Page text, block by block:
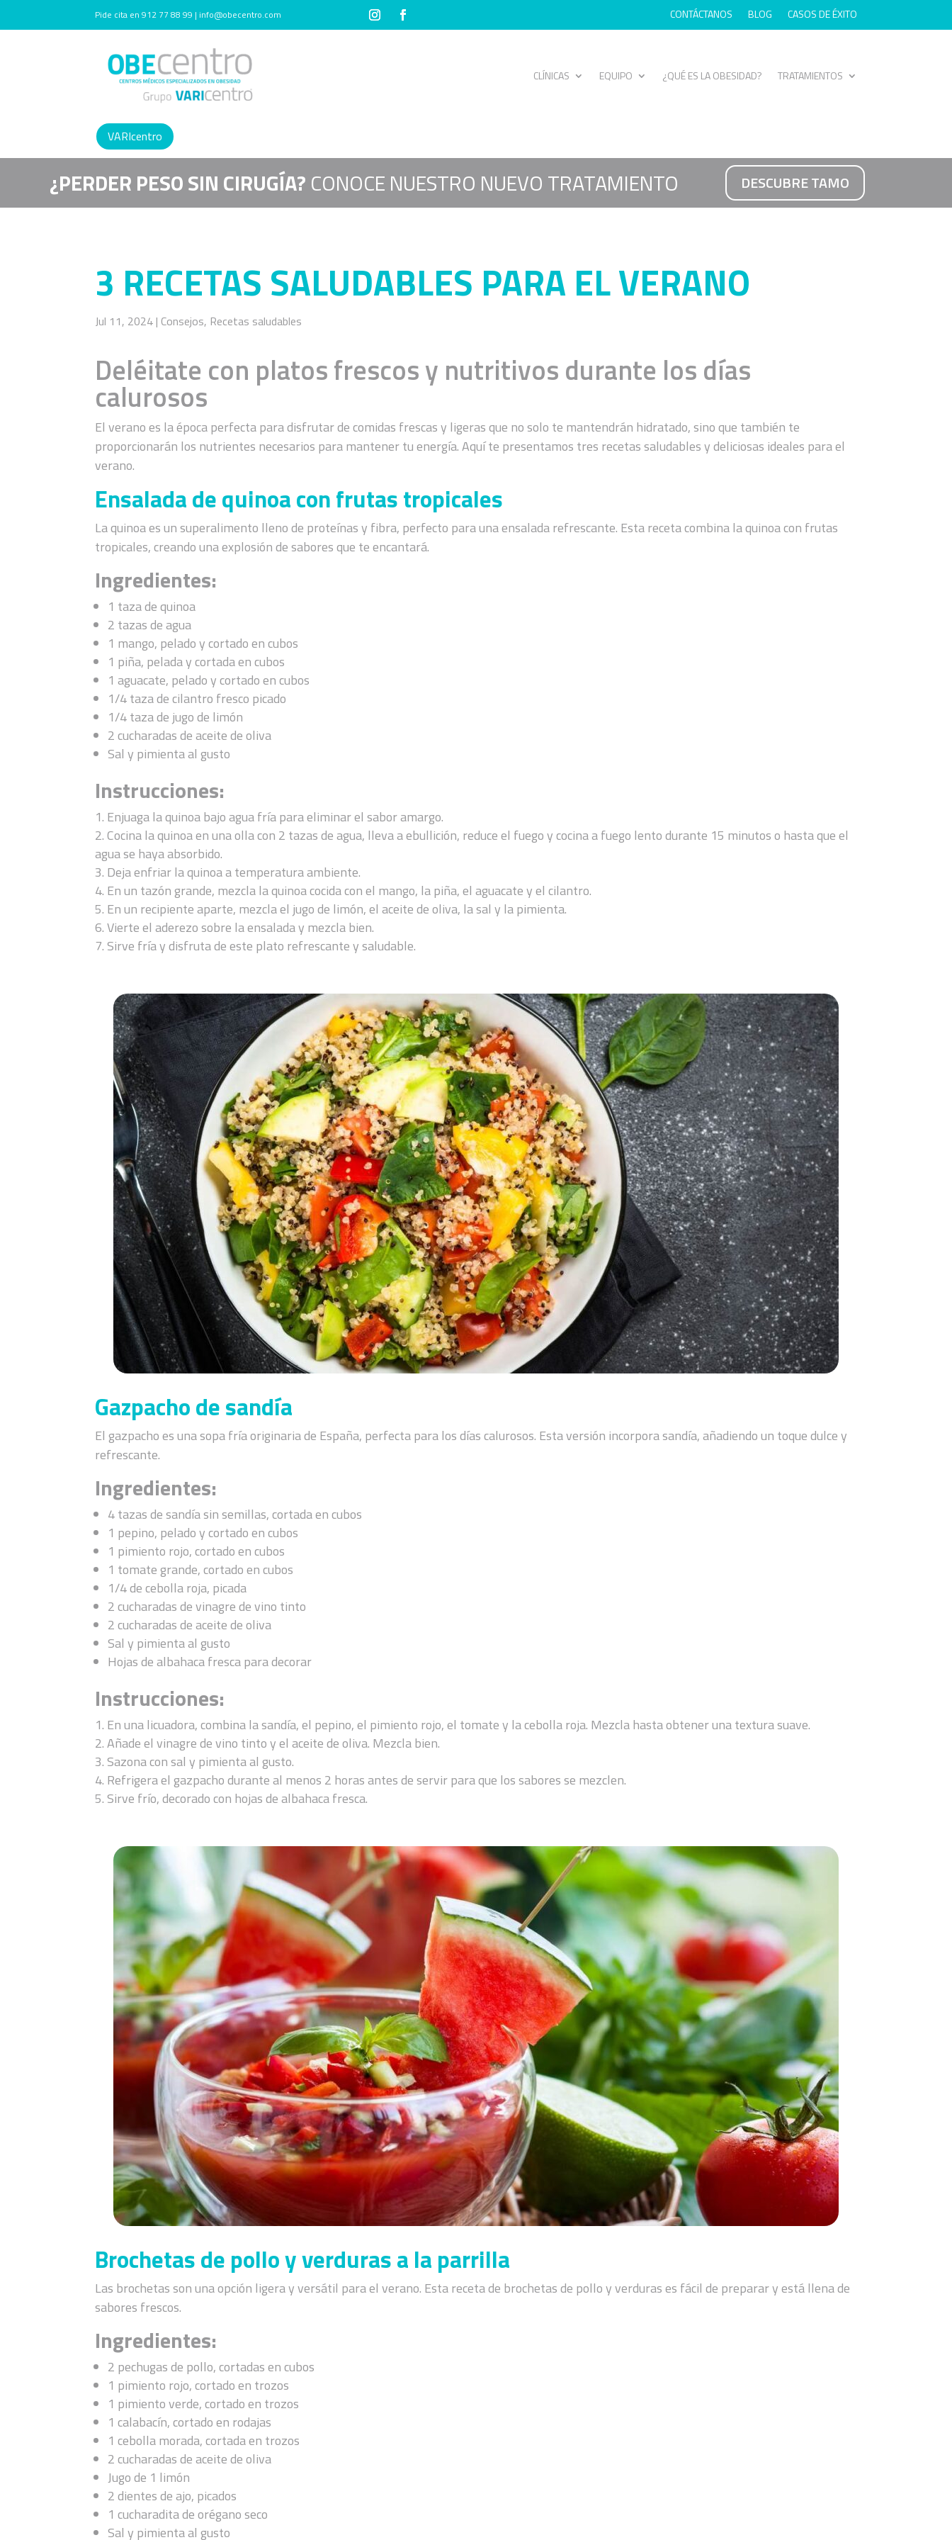
Pide cita en 912 77 88 99 | info@obecentro.com CONTÁCTANOS BLOG CASOS DE ÉXITO
CLÍNICAS EQUIPO ¿QUÉ ES LA OBESIDAD? TRATAMIENTOS
VARIcentro
¿PERDER PESO SIN CIRUGÍA? CONOCE NUESTRO NUEVO TRATAMIENTO DESCUBRE TAMO
3 RECETAS SALUDABLES PARA EL VERANO
Jul 11, 2024 | Consejos, Recetas saludables
Deléitate con platos frescos y nutritivos durante los días
calurosos
El verano es la época perfecta para disfrutar de comidas frescas y ligeras que no solo te mantendrán hidratado, sino que también te
proporcionarán los nutrientes necesarios para mantener tu energía. Aquí te presentamos tres recetas saludables y deliciosas ideales para el
verano.
Ensalada de quinoa con frutas tropicales
La quinoa es un superalimento lleno de proteínas y fibra, perfecto para una ensalada refrescante. Esta receta combina la quinoa con frutas
tropicales, creando una explosión de sabores que te encantará.
Ingredientes:
1 taza de quinoa
2 tazas de agua
1 mango, pelado y cortado en cubos
1 piña, pelada y cortada en cubos
1 aguacate, pelado y cortado en cubos
1/4 taza de cilantro fresco picado
1/4 taza de jugo de limón
2 cucharadas de aceite de oliva
Sal y pimienta al gusto
Instrucciones:
Enjuaga la quinoa bajo agua fría para eliminar el sabor amargo.
Cocina la quinoa en una olla con 2 tazas de agua, lleva a ebullición, reduce el fuego y cocina a fuego lento durante 15 minutos o hasta que el
agua se haya absorbido.
Deja enfriar la quinoa a temperatura ambiente.
En un tazón grande, mezcla la quinoa cocida con el mango, la piña, el aguacate y el cilantro.
En un recipiente aparte, mezcla el jugo de limón, el aceite de oliva, la sal y la pimienta.
Vierte el aderezo sobre la ensalada y mezcla bien.
Sirve fría y disfruta de este plato refrescante y saludable.
Gazpacho de sandía
El gazpacho es una sopa fría originaria de España, perfecta para los días calurosos. Esta versión incorpora sandía, añadiendo un toque dulce y
refrescante.
Ingredientes:
4 tazas de sandía sin semillas, cortada en cubos
1 pepino, pelado y cortado en cubos
1 pimiento rojo, cortado en cubos
1 tomate grande, cortado en cubos
1/4 de cebolla roja, picada
2 cucharadas de vinagre de vino tinto
2 cucharadas de aceite de oliva
Sal y pimienta al gusto
Hojas de albahaca fresca para decorar
Instrucciones:
En una licuadora, combina la sandía, el pepino, el pimiento rojo, el tomate y la cebolla roja. Mezcla hasta obtener una textura suave.
Añade el vinagre de vino tinto y el aceite de oliva. Mezcla bien.
Sazona con sal y pimienta al gusto.
Refrigera el gazpacho durante al menos 2 horas antes de servir para que los sabores se mezclen.
Sirve frío, decorado con hojas de albahaca fresca.
Brochetas de pollo y verduras a la parrilla
Las brochetas son una opción ligera y versátil para el verano. Esta receta de brochetas de pollo y verduras es fácil de preparar y está llena de
sabores frescos.
Ingredientes:
2 pechugas de pollo, cortadas en cubos
1 pimiento rojo, cortado en trozos
1 pimiento verde, cortado en trozos
1 calabacín, cortado en rodajas
1 cebolla morada, cortada en trozos
2 cucharadas de aceite de oliva
Jugo de 1 limón
2 dientes de ajo, picados
1 cucharadita de orégano seco
Sal y pimienta al gusto